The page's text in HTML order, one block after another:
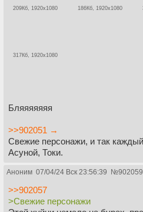
209Кб, 1920x1080 186Кб, 1920x1080
317Кб, 1920x1080
Бляяяяяяя
>>902051 →
Свежие персонажи, и так
Асуной, Токи.
Аноним 07/04/24 Вск 23:56:39 №902059
>>902057
>Свежие персонажи